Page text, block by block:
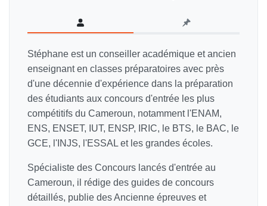
Stéphane est un conseiller académique et ancien
enseignant en classes préparatoires avec près
d'une décennie d'expérience dans la préparation
des étudiants aux concours d'entrée les plus
compétitifs du Cameroun, notamment l'ENAM,
ENS, ENSET, IUT, ENSP, IRIC, le BTS, le BAC, le
GCE, l'INJS, l'ESSAL et les grandes écoles.
Spécialiste des Concours lancés d'entrée au
Cameroun, il rédige des guides de concours
détaillés, publie des Ancienne épreuves et